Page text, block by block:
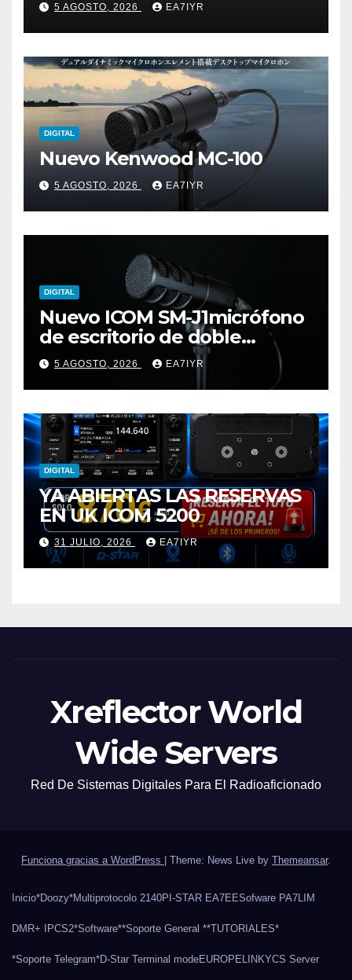
5 AGOSTO, 2026 EA7IYR
DIGITAL
Nuevo Kenwood MC-100
5 AGOSTO, 2026 EA7IYR
DIGITAL
Nuevo ICOM SM-J1micrófono
de escritorio de doble
elemento premium
5 AGOSTO, 2026 EA7IYR
DIGITAL
YA ABIERTAS LAS RESERVAS
EN UK ICOM 5200
31 JULIO, 2026 EA7IYR
Xreflector World
Wide Servers
Red De Sistemas Digitales Para El Radioaficionado
Funciona gracias a WordPress | Theme: News Live by Themeansar.
Inicio*Doozy*Multiprotocolo 2140PI-STAR EA7EESofware PA7LIM
DMR+ IPCS2*Software**Soporte General **TUTORIALES*
*Soporte Telegram*D-Star Terminal modeEUROPELINKYCS Server